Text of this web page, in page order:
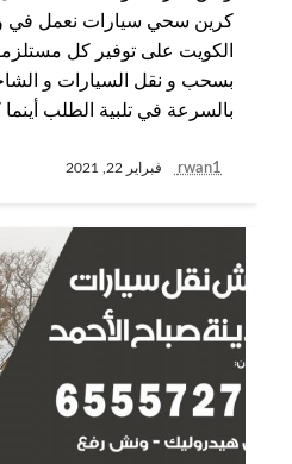
كرين سحي سيارات نعمل في
الكويت على توفير كل
بسحب و نقل السيارات و
بالسرعة في تلبية الطلب
rwan1 فبراير 22, 2021